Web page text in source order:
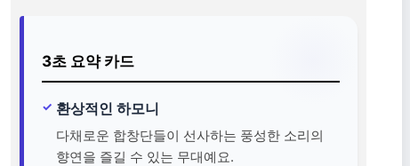
3초 요약 카드
환상적인 하모니
다채로운 합창단들이 선사하는 풍성한 소리의
향연을 즐길 수 있는 무대예요.